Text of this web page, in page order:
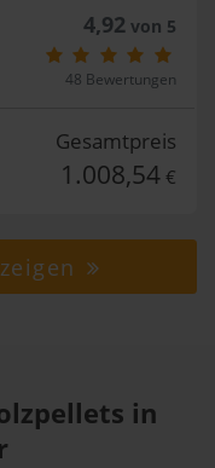
4,92von 5
48 Bewertungen
Gesamtpreis
1.008,54 €
in